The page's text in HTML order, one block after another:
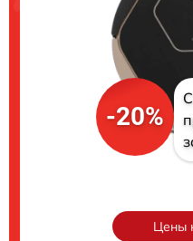
-20%
Цены